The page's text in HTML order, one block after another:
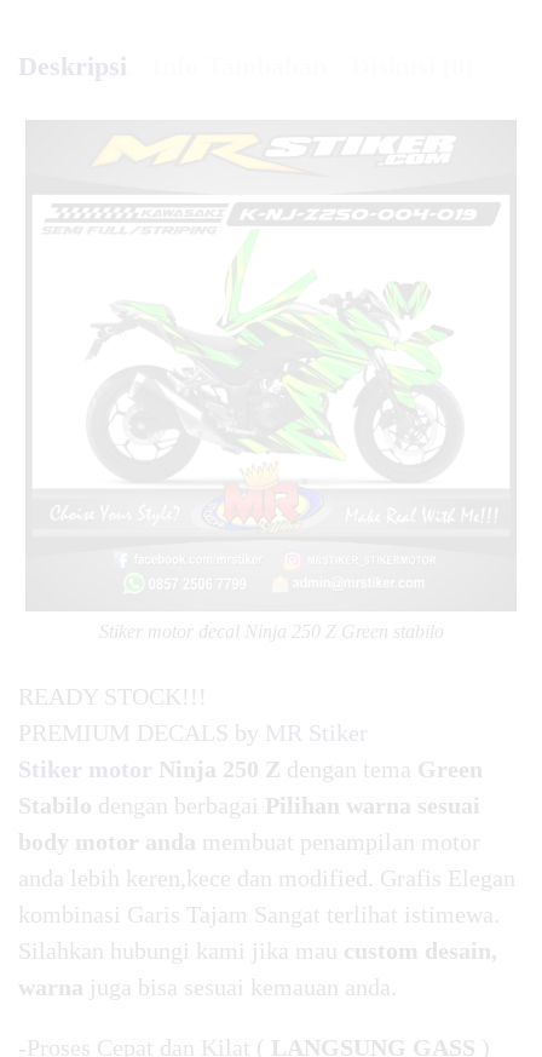
Deskripsi
Stiker motor decal Ninja 250 Z Green stabilo
READY STOCK!!!
PREMIUM DECALS by MR Stiker
Stiker motor Ninja 250 Z dengan tema Green
Stabilo dengan berbagai Pilihan warna sesuai
body motor anda membuat penampilan motor
anda lebih keren,kece dan modified. Grafis Elegan
kombinasi Garis Tajam Sangat terlihat istimewa.
Silahkan hubungi kami jika mau custom desain,
warna juga bisa sesuai kemauan anda.
-Proses Cepat dan Kilat ( LANGSUNG GASS )